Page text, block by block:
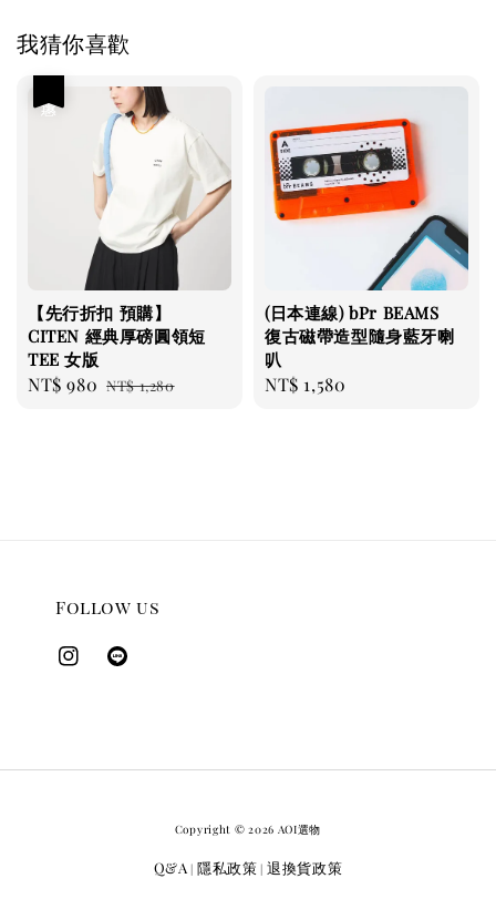
我猜你喜歡
【先行折扣 預購】
CITEN 經典厚磅圓領短
TEE 女版
Sale
NT$ 980 Regular
NT$ 1,280
(日本連線) bPr BEAMS
復古磁帶造型隨身藍牙喇
叭
Regular
NT$ 1,580
Follow us
Copyright © 2026 AOI選物
Q&A | 隱私政策 | 退換貨政策